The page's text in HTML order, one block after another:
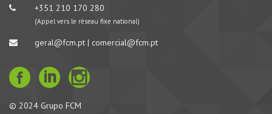
+351 210 170 280
(Appel vers le réseau fixe national)
geral@fcm.pt | comercial@fcm.pt
© 2024 Grupo FCM